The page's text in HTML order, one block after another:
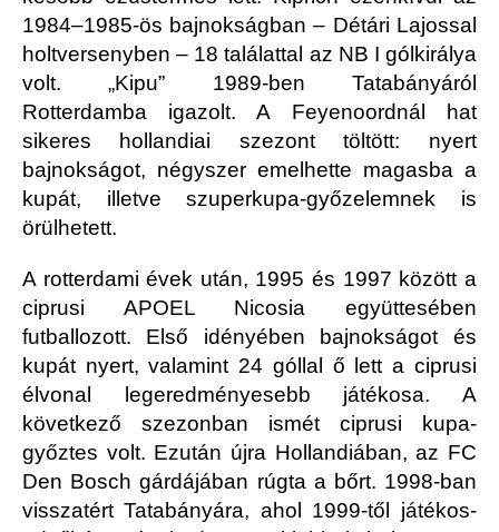
1984–1985-ös bajnokságban – Détári Lajossal
holtversenyben – 18 találattal az NB I gólkirálya
volt. „Kipu” 1989-ben Tatabányáról
Rotterdamba igazolt. A Feyenoordnál hat
sikeres hollandiai szezont töltött: nyert
bajnokságot, négyszer emelhette magasba a
kupát, illetve szuperkupa-győzelemnek is
örülhetett.
A rotterdami évek után, 1995 és 1997 között a
ciprusi APOEL Nicosia együttesében
futballozott. Első idényében bajnokságot és
kupát nyert, valamint 24 góllal ő lett a ciprusi
élvonal legeredményesebb játékosa. A
következő szezonban ismét ciprusi kupa-
győztes volt. Ezután újra Hollandiában, az FC
Den Bosch gárdájában rúgta a bőrt. 1998-ban
visszatért Tatabányára, ahol 1999-től játékos-